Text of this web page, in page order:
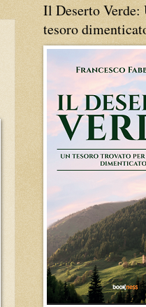
Il Deserto Verde:
tesoro